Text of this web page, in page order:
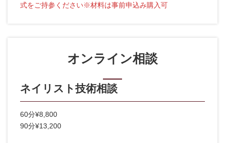
式をご持参ください※材料は事前申込み購入可
オンライン相談
ネイリスト技術相談
60分¥8,800
90分¥13,200